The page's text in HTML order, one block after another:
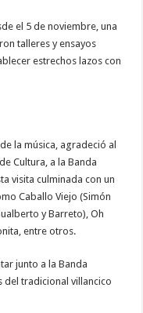
el 5 de noviembre, una
talleres y ensayos
estrechos lazos con
la música, agradeció al
Cultura, a la Banda
visita culminada con un
Caballo Viejo (Simón
y Barreto), Oh
entre otros.
junto a la Banda
del tradicional villancico